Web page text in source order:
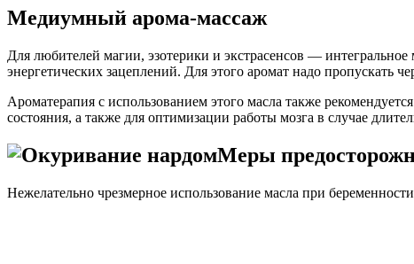
Медиумный арома-массаж
Для любителей магии, эзотерики и экстрасенсов —
энергетических зацеплений. Для этого аромат надо пропускать
Ароматерапия с использованием этого масла также
состояния, а также для оптимизации работы мозга в случае
Меры
Нежелательно чрезмерное использование масла при